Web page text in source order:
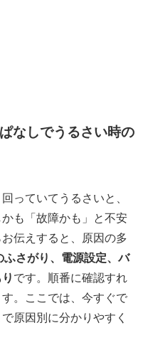
なしでうるさい時の
っていてうるさいと、
も「故障かも」と不安
伝えすると、原因の多
さがり、電源設定、バ
です。順番に確認すれ
。ここでは、今すぐで
原因別に分かりやすく